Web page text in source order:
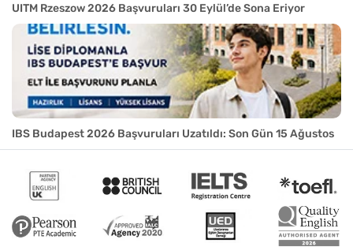
UITM Rzeszow 2026 Başvuruları 30 Eylül’de Sona Eriyor
IBS Budapest 2026 Başvuruları Uzatıldı: Son Gün 15 Ağustos